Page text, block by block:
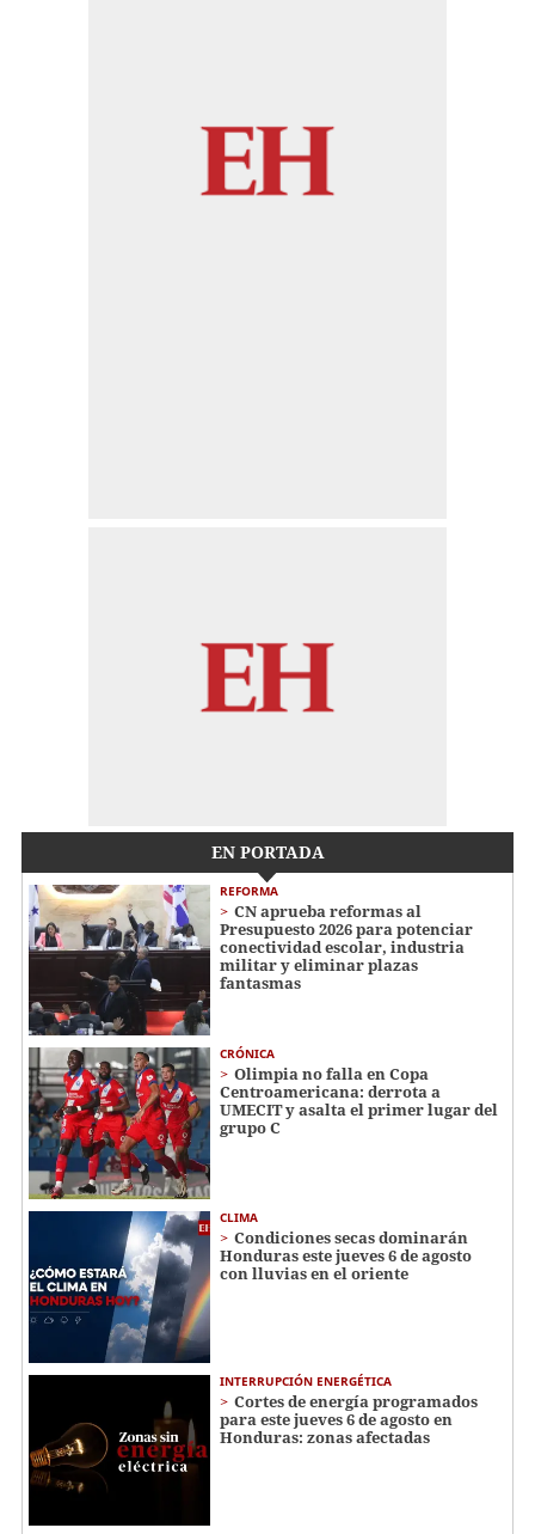
EN PORTADA
REFORMA
CN aprueba reformas al
Presupuesto 2026 para potenciar
conectividad escolar, industria
militar y eliminar plazas
fantasmas
CRÓNICA
Olimpia no falla en Copa
Centroamericana: derrota a
UMECIT y asalta el primer lugar del
grupo C
CLIMA
Condiciones secas dominarán
Honduras este jueves 6 de agosto
con lluvias en el oriente
INTERRUPCIÓN ENERGÉTICA
Cortes de energía programados
para este jueves 6 de agosto en
Honduras: zonas afectadas